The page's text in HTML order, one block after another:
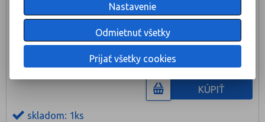
PHILIPS R7s 230V 1000W žiarovka 185,7mm
14 €
KÚPIŤ
skladom: 1ks
Nastavenie
Odmietnuť všetky
Prijať všetky cookies